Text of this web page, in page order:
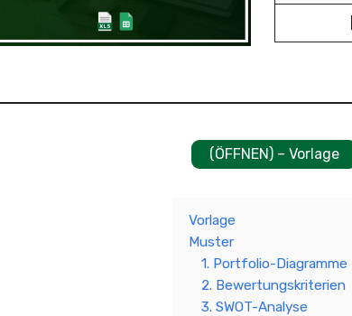
(ÖFFNEN) – Vorlage
Vorlage
Muster
1. Portfolio-Diagramme
2. Bewertungskriterien
3. SWOT-Analyse